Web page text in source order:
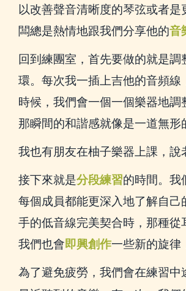
以改善聲音清晰度的琴弦或者
闆總是熱情地跟我們分享他的音
回到練團室，首先要做的就是調
環。每次我一插上吉他的音頻
時候，我們會一個一個樂器地
那瞬間的和諧感就像是一道無形
我也有朋友在柚子樂器上課，說
接下來就是分段練習的時間。我
每個成員都能更深入地了解自
手的低音線完美契合時，那種
我們也會即興創作一些新的旋律
為了避免疲勞，我們會在練習